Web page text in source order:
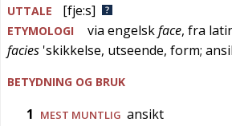
UTTALE
[fje:s]
ETYMOLOGI via engelskface, fra
facies 'skikkelse, utseende, form;
BETYDNING OG BRUK
1 MEST MUNTLIG ansikt